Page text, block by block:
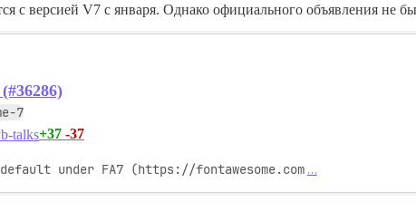
с версией V7 с января. Однако официального объявления не
7
talks+37 -37
under FA7 (https://fontawesome.com …